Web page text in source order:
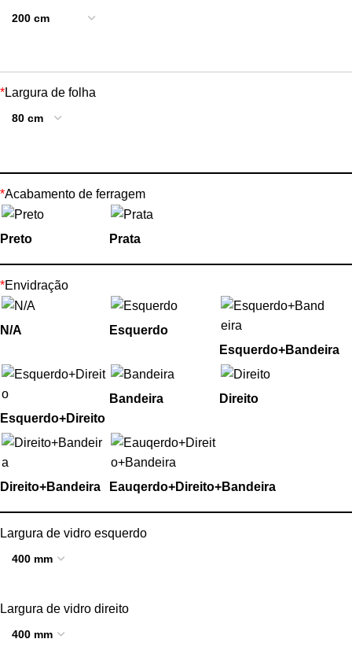
*Largura de folha
*Acabamento de ferragem
Preto Prata
*Envidração
N/A
Esquerdo
Esquerdo+Bandeira
Esquerdo+Direito
Bandeira Direito
Direito+Bandeira Eauqerdo+Direito+Bandeira
Largura de vidro esquerdo
Largura de vidro direito